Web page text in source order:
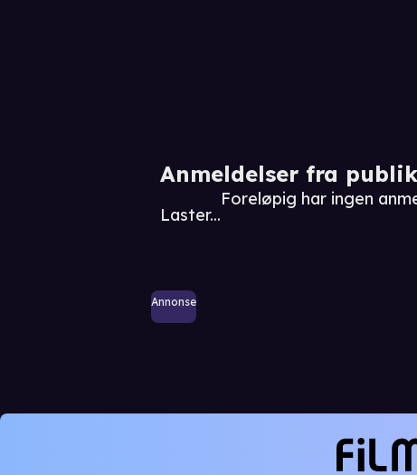
Anmeldelser fra
Laster...
Foreløpig har ingen
Annonse